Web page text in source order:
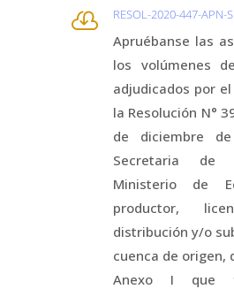
 RESOL-2020-447-APN-
Apruébanse las
los volúmenes
adjudicados por
la Resolución N°
de diciembre
Secretaria de
Ministerio de
productor,
distribución y/o
cuenca de origen,
Anexo I que